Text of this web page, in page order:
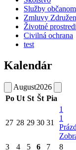
Služby občanom
Zmluvy
Životné
Civilná ochrana
test
Kalendár
August2026
Po Ut St Št Pia
27 28 29 30 31
1
1
3 4 5 6 7 8